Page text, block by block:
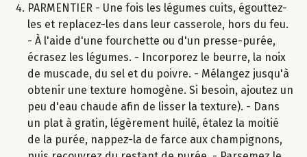
PARMENTIER - Une fois les légumes cuits, égouttez-
les et replacez-les dans leur casserole, hors du feu.
- À l'aide d'une fourchette ou d'un presse-purée,
écrasez les légumes. - Incorporez le beurre, la noix
de muscade, du sel et du poivre. - Mélangez jusqu'à
obtenir une texture homogène. Si besoin, ajoutez un
peu d'eau chaude afin de lisser la texture). - Dans
un plat à gratin, légèrement huilé, étalez la moitié
de la purée, nappez-la de farce aux champignons,